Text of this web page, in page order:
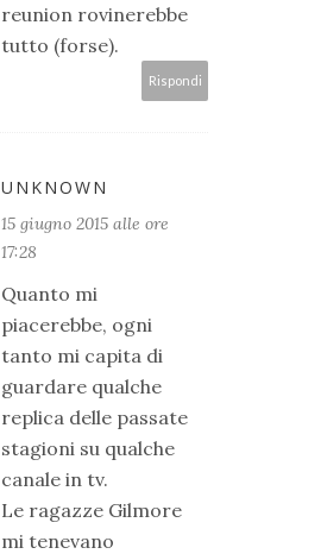
reunion rovinerebbe
tutto (forse).
Rispondi
UNKNOWN
15 giugno 2015 alle ore
17:28
Quanto mi
piacerebbe, ogni
tanto mi capita di
guardare qualche
replica delle passate
stagioni su qualche
canale in tv.
Le ragazze Gilmore
mi tenevano